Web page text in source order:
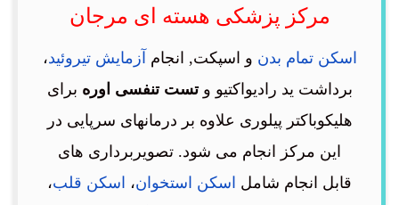
مرکز پزشکی هسته ای مرجان
اسکن تمام بدن و اسپکت, انجام آزمایش تیروئید،
برداشت ید رادیواکتیو و تست تنفسی اوره برای
هلیکوباکتر پیلوری علاوه بر درمانهای سرپایی در
این مرکز انجام می شود. تصویربرداری های
قابل انجام شامل اسکن استخوان، اسکن قلب،